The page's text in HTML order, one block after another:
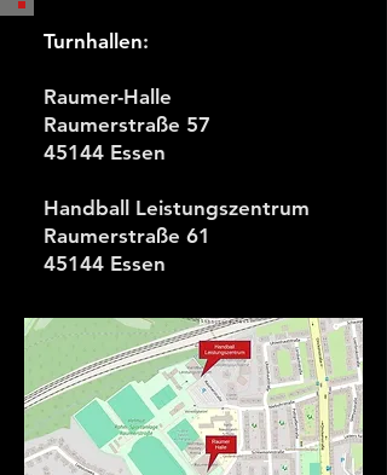
Turnhallen:
​Raumer-Halle
Raumerstraße 57
45144 Essen
Handball Leistungszentrum
Raumerstraße 61
45144 Essen